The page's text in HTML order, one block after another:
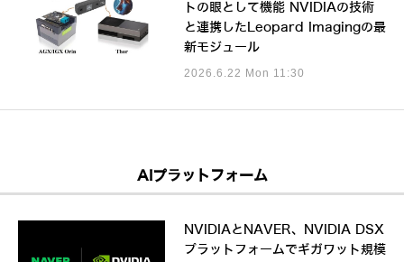
トの眼として機能 NVIDIAの技術
と連携したLeopard Imagingの最
新モジュール
2026.6.22 Mon 11:30
AIプラットフォーム
NVIDIAとNAVER、NVIDIA DSX
プラットフォームでギガワット規模